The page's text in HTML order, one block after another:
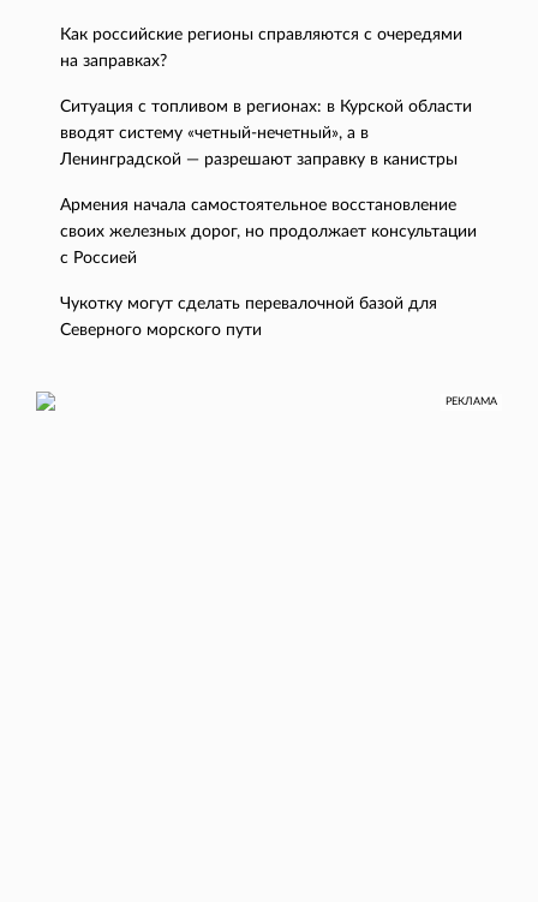
Как российские регионы справляются с очередями
на заправках?
Ситуация с топливом в регионах: в Курской области
вводят систему «четный-нечетный», а в
Ленинградской — разрешают заправку в канистры
Армения начала самостоятельное восстановление
своих железных дорог, но продолжает консультации
с Россией
Чукотку могут сделать перевалочной базой для
Северного морского пути
РЕКЛАМА